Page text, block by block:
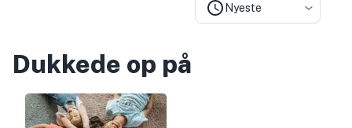
Nyeste
Dukkede op på